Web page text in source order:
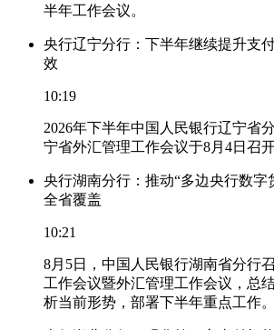
半年工作会议。
央行辽宁分行：下半年继续提升支
效
10:19
2026年下半年中国人民银行辽宁省
宁省外汇管理工作会议于8月4日召开
央行湖南分行：推动“多边央行数字
全省覆盖
10:21
8月5日，中国人民银行湖南省分行
工作会议暨外汇管理工作会议，总
析当前形势，部署下半年重点工作。